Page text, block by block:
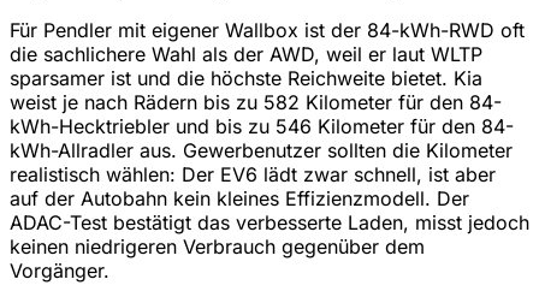
Für Pendler mit eigener Wallbox ist der 84-kWh-RWD oft
die sachlichere Wahl als der AWD, weil er laut WLTP
sparsamer ist und die höchste Reichweite bietet. Kia
weist je nach Rädern bis zu 582 Kilometer für den 84-
kWh-Hecktriebler und bis zu 546 Kilometer für den 84-
kWh-Allradler aus. Gewerbenutzer sollten die Kilometer
realistisch wählen: Der EV6 lädt zwar schnell, ist aber
auf der Autobahn kein kleines Effizienzmodell. Der
ADAC-Test bestätigt das verbesserte Laden, misst jedoch
keinen niedrigeren Verbrauch gegenüber dem
Vorgänger.